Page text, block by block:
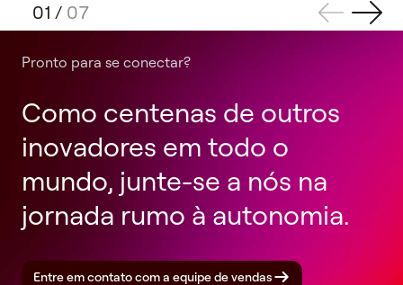
01 / 07
Pronto para se conectar?
Como centenas de outros
inovadores em todo o
mundo, junte-se a nós na
jornada rumo à autonomia.
Entre em contato com a equipe de vendas